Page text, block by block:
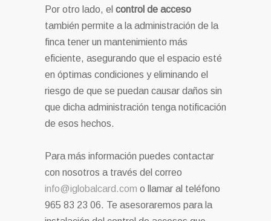
Por otro lado, el control de acceso
también permite a la administración de la
finca tener un mantenimiento más
eficiente, asegurando que el espacio esté
en óptimas condiciones y eliminando el
riesgo de que se puedan causar daños sin
que dicha administración tenga notificación
de esos hechos.
Para más información puedes contactar
con nosotros a través del correo
info@iglobalcard.com o llamar al teléfono
965 83 23 06. Te asesoraremos para la